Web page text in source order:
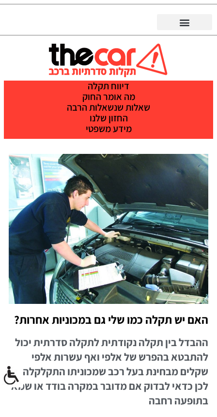
דיווח תקלה
מה אומר החוק
שאלות שנשאלות הרבה
החזון שלנו
מידע משפטי
האם יש תקלה כמו שלי גם במכוניות אחרות?
ההבדל בין תקלה נקודתית לתקלה סדרתית יכול
להתבטא בהפרש של אלפי ואף עשרות אלפי
שקלים מבחינת בעל רכב שמכוניתו התקלקלה.
לכן כדאי לבדוק אם מדובר במקרה בודד או שמא
בתופעה רחבה